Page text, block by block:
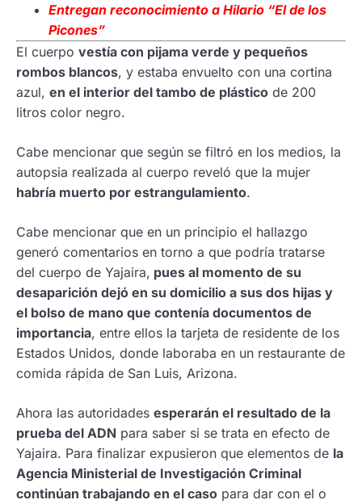
Entregan reconocimiento a Hilario “El de los
Picones”
El cuerpo vestía con pijama verde y pequeños
rombos blancos, y estaba envuelto con una cortina
azul, en el interior del tambo de plástico de 200
litros color negro.
Cabe mencionar que según se filtró en los medios, la
autopsia realizada al cuerpo reveló que la mujer
habría muerto por estrangulamiento.
Cabe mencionar que en un principio el hallazgo
generó comentarios en torno a que podría tratarse
del cuerpo de Yajaira, pues al momento de su
desaparición dejó en su domicilio a sus dos hijas y
el bolso de mano que contenía documentos de
importancia, entre ellos la tarjeta de residente de los
Estados Unidos, donde laboraba en un restaurante de
comida rápida de San Luis, Arizona.
Ahora las autoridades esperarán el resultado de la
prueba del ADN para saber si se trata en efecto de
Yajaira. Para finalizar expusieron que elementos de la
Agencia Ministerial de Investigación Criminal
continúan trabajando en el caso para dar con el o